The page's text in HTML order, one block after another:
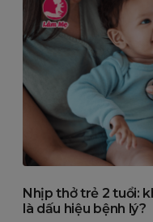
Nhịp thở trẻ 2 tuổi:
là dấu hiệu bệnh lý?